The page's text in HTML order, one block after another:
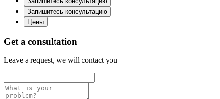
Запишитесь консультацию
Цены
Get a consultation
Leave a request, we will contact you